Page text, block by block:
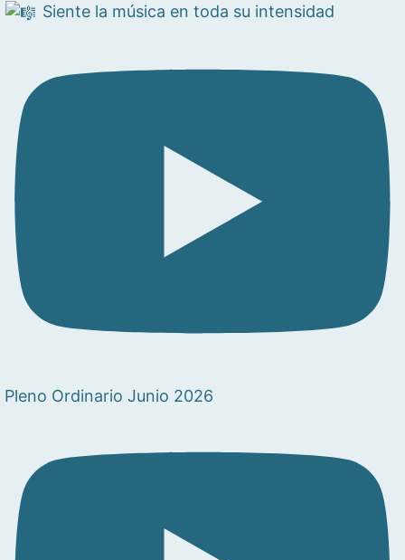
Siente la música en toda su intensidad
Pleno Ordinario Junio 2026